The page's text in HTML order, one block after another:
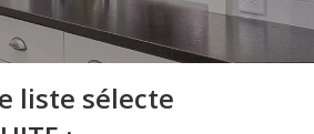
liste sélecte